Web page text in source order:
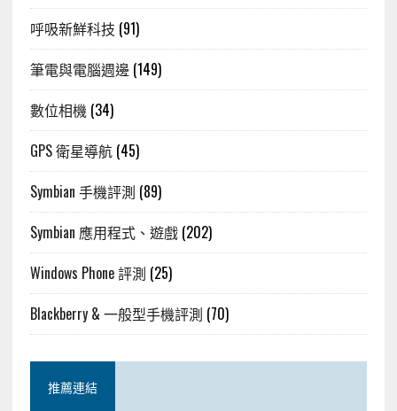
呼吸新鮮科技 (91)
筆電與電腦週邊 (149)
數位相機(34)
GPS 衛星導航(45)
Symbian 手機評測 (89)
Symbian 應用程式、遊戲(202)
Windows Phone 評測 (25)
Blackberry & 一般型手機評測 (70)
推薦連結